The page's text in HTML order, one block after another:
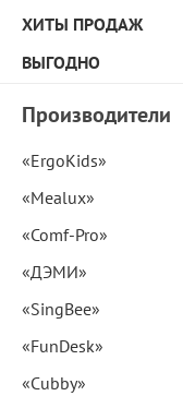
ХИТЫ ПРОДАЖ
ВЫГОДНО
Производители
«ErgoKids»
«Mealux»
«Comf-Pro»
«ДЭМИ»
«SingBee»
«FunDesk»
«Cubby»